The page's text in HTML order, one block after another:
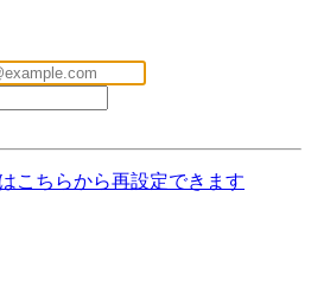
こちらから再設定できます